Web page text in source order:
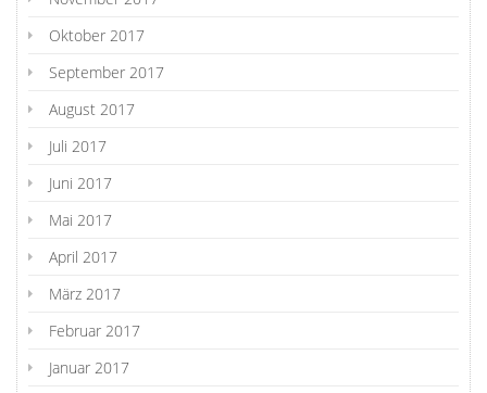
Oktober 2017
September 2017
August 2017
Juli 2017
Juni 2017
Mai 2017
April 2017
März 2017
Februar 2017
Januar 2017